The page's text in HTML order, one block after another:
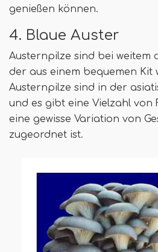
genießen können.
4. Blaue Auster
Austernpilze sind bei weitem
der aus einem bequemen Kit
Austernpilze sind in der
und es gibt eine Vielzahl von
eine gewisse Variation von
zugeordnet ist.